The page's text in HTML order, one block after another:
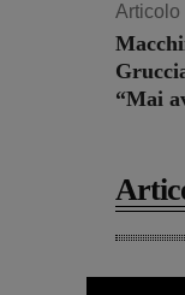
Articolo
“Mai